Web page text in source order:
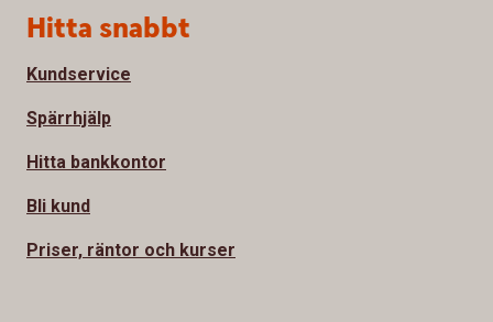
Sidfot
Hitta snabbt
Kundservice
Spärrhjälp
Hitta bankkontor
Bli kund
Priser, räntor och kurser